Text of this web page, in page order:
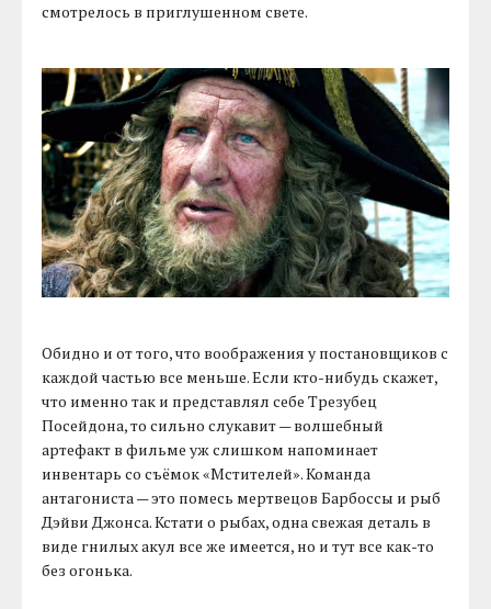
смотрелось в приглушенном свете.
Обидно и от того, что воображения у постановщиков с
каждой частью все меньше. Если кто-нибудь скажет,
что именно так и представлял себе Трезубец
Посейдона, то сильно слукавит — волшебный
артефакт в фильме уж слишком напоминает
инвентарь со съёмок «Мстителей». Команда
антагониста — это помесь мертвецов Барбоссы и рыб
Дэйви Джонса. Кстати о рыбах, одна свежая деталь в
виде гнилых акул все же имеется, но и тут все как-то
без огонька.